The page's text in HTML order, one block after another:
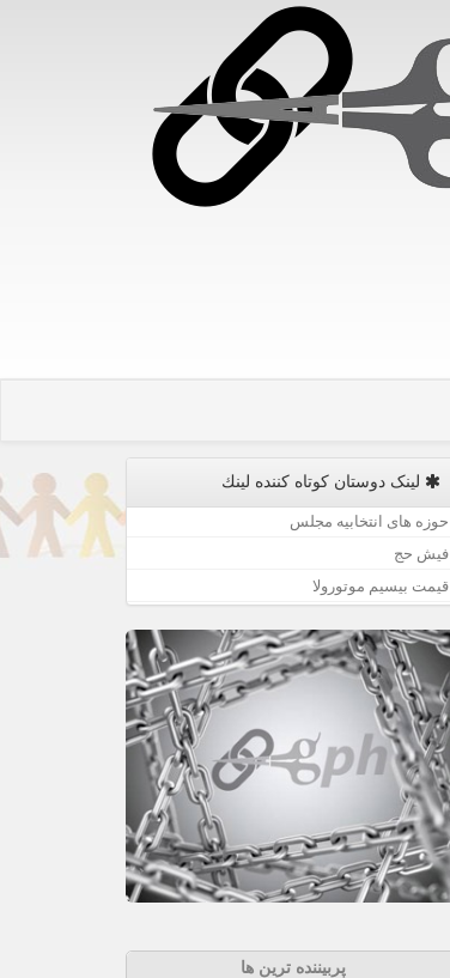
لینک دوستان كوتاه كننده لینك
حوزه های انتخابیه مجلس
فیش حج
قیمت بیسیم موتورولا
پربیننده ترین ها